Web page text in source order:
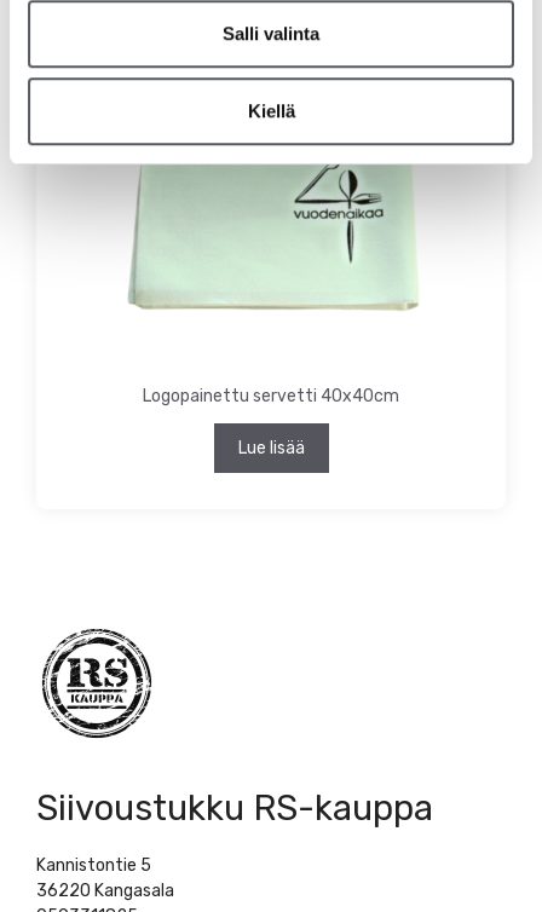
Salli valinta
Kiellä
Logopainettu servetti 40x40cm
Lue lisää
Siivoustukku RS-kauppa
Kannistontie 5
36220 Kangasala